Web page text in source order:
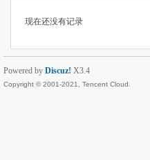
现在还没有记录
Powered by Discuz! X3.4
Copyright © 2001-2021, Tencent Cloud.